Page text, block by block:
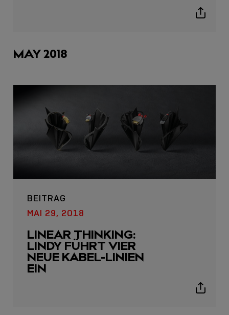
Show
MAY 2018
BEITRAG
MAI 29, 2018
LINEAR THINKING:
LINDY FÜHRT VIER
NEUE KABEL-LINIEN
EIN
Show